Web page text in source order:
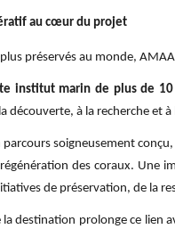
au cœur du projet
préservés au monde,
institut marin de plus de 10
découverte, à la recherche et
soigneusement
des coraux. Une
de préservation, de la
destination prolonge ce lien